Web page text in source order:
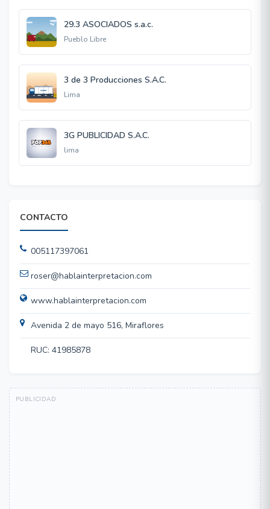
29.3 ASOCIADOS s.a.c.
Pueblo Libre
3 de 3 Producciones S.A.C.
Lima
3G PUBLICIDAD S.A.C.
lima
CONTACTO
005117397061
roser@hablainterpretacion.com
www.hablainterpretacion.com
Avenida 2 de mayo 516, Miraflores
RUC: 41985878